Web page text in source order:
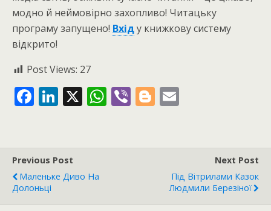
модно й неймовірно захопливо! Читацьку
програму запущено! Вхіду книжкову систему
відкрито!
Post Views: 27
F
b
o
o
Li
e
dI
X W Vi Bl
er
Previous Post
Маленьке Диво На
Долоньці
Next Post
Під Вітрилами Казок
Людмили Березіної